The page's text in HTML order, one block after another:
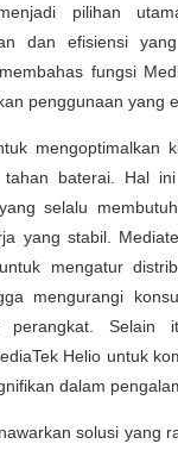
pilihan
dan efisiensi yang
fungsi
penggunaan yang
mengoptimalkan
baterai. Hal
selalu
yang stabil.
mengatur
mengurangi
perangkat. Selain
Helio untuk
dalam
solusi yang